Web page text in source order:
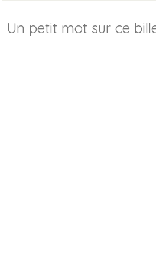
Un petit mot sur ce